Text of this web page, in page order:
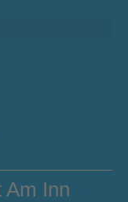
Am Inn